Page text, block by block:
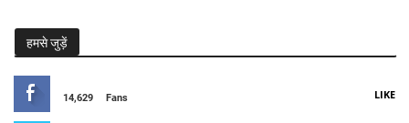
हमसे जुड़ें
14,629 Fans LIKE